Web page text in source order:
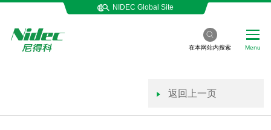
NIDEC Global Site
在本网站内搜索 Menu
返回上一页